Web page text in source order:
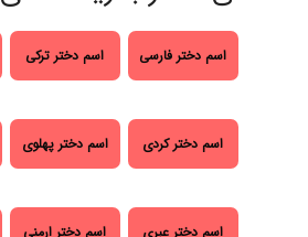
اسم دختر فارسی اسم دختر ترکی
اسم دختر کردی اسم دختر پهلوی
اسم دختر عبری اسم دختر ارمنی